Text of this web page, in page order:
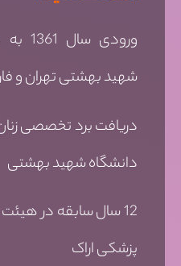
شهید بهشتی تهران و فارغ
دانشگاه شهید بهشتی
12 سال سابقه در
پزشکی اراک